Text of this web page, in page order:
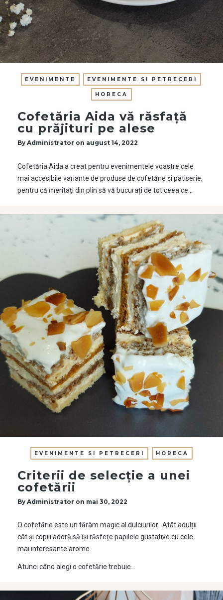
EVENIMENTE EVENIMENTE SI PETRECERI
HORECA
Cofetăria Aida vă răsfață
cu prăjituri pe alese
By Administrator on august 14, 2022
Cofetăria Aida a creat pentru evenimentele voastre cele
mai accesibile variante de produse de cofetărie și patiserie,
pentru că meritați din plin să vă bucurați de tot ceea ce…
EVENIMENTE SI PETRECERI HORECA
Criterii de selecție a unei
cofetării
By Administrator on mai 30, 2022
O cofetărie este un tărâm magic al dulciurilor. Atât adulții
cât și copiii adoră să își răsfețe papilele gustative cu cele
mai interesante arome.
Atunci când alegi o cofetărie trebuie…